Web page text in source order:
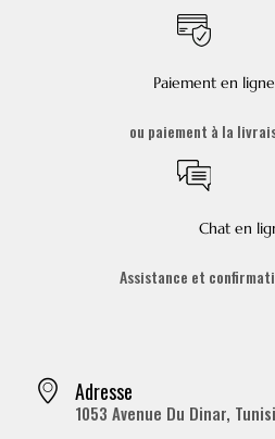
Paiement en
ou paiement à la
Chat en
Assistance et
Adresse
1053 Avenue Du Dinar,